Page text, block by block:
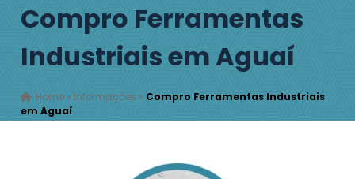
Compro Ferramentas
Industriais em Aguaí
Home » Informações » Compro Ferramentas Industriais
em Aguaí